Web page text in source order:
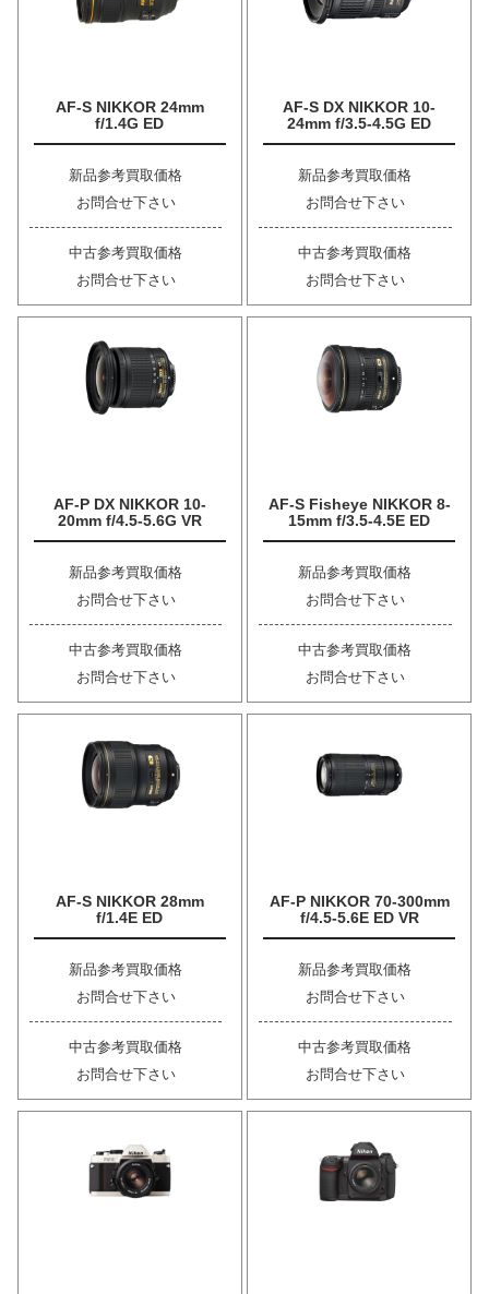
AF-S NIKKOR 24mm
f/1.4G ED
新品参考買取価格
お問合せ下さい
中古参考買取価格
お問合せ下さい
AF-S DX NIKKOR 10-
24mm f/3.5-4.5G ED
新品参考買取価格
お問合せ下さい
中古参考買取価格
お問合せ下さい
AF-P DX NIKKOR 10-
20mm f/4.5-5.6G VR
新品参考買取価格
お問合せ下さい
中古参考買取価格
お問合せ下さい
AF-S Fisheye NIKKOR 8-
15mm f/3.5-4.5E ED
新品参考買取価格
お問合せ下さい
中古参考買取価格
お問合せ下さい
AF-S NIKKOR 28mm
f/1.4E ED
新品参考買取価格
お問合せ下さい
中古参考買取価格
お問合せ下さい
AF-P NIKKOR 70-300mm
f/4.5-5.6E ED VR
新品参考買取価格
お問合せ下さい
中古参考買取価格
お問合せ下さい